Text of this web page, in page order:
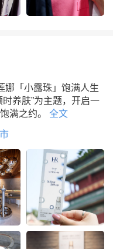
娜「小露珠」饱满人生
养肤”为主题，开启一
满之约。
全文